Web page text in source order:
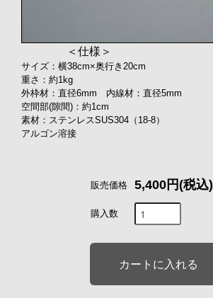
＜仕様＞
サイズ：横38cm×奥行き20cm
重さ：約1kg
外枠材：直径6mm 内線材：直径5mm
空間部(隙間)：約1cm
素材：ステンレスSUS304（18-8）
アルゴン溶接
販売価格 5,400円(税込)
購入数